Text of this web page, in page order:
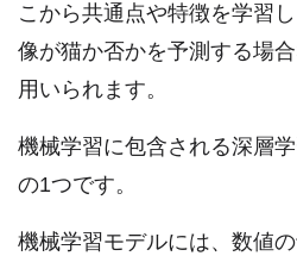
こから共通点や特徴を学習
像が猫か否かを予測する場
用いられます。
機械学習に包含される深層
の1つです。
機械学習モデルには、数値